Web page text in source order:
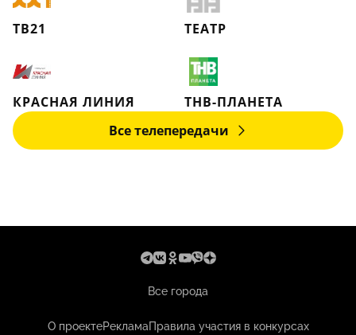
ТВ21 ТЕАТР
КРАСНАЯ ЛИНИЯ
ТНВ-ПЛАНЕТА
Все телепередачи
Все города
О проектеРекламаПравила участия в конкурсах